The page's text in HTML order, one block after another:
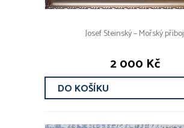
Josef Steinský – Mořský příboj
2 000 Kč
DO KOŠÍKU